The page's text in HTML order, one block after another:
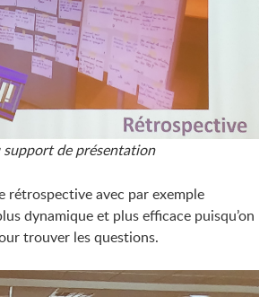
de présentation
rétrospective avec par exemple
dynamique et plus efficace puisqu’on
trouver les questions.